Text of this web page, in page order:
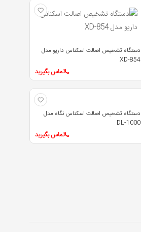
دستگاه تشخیص اصالت اسکناس داریو مدل
XD-854
تماس بگیرید
دستگاه تشخیص اصالت اسکناس نگاه مدل
DL-1000
تماس بگیرید